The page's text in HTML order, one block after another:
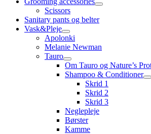
Scissors
Sanitary pants og belter
Vask&Pleje
Apolonki
Melanie Newman
Tauro
Om Tauro og Nature’s
Shampoo & Conditioner
Skrid 1
Skrid 2
Skrid 3
Neglepleje
Børster
Kamme